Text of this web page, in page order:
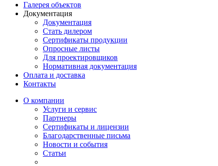
Галерея объектов
Документация
Документация
Стать дилером
Сертификаты продукции
Опросные листы
Для проектировщиков
Нормативная документация
Оплата и доставка
Контакты
О компании
Услуги и сервис
Партнеры
Сертификаты и лицензии
Благодарственные письма
Новости и события
Статьи